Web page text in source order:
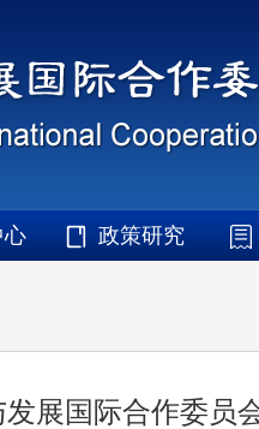
心 政策研究
展国际合作委员